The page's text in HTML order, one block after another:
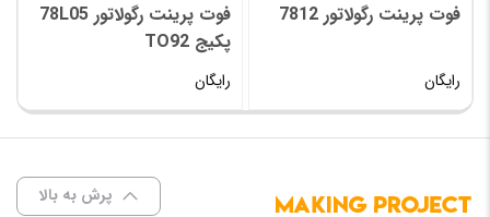
فوت پرینت رگولاتور 7812
رایگان
فوت پرینت رگولاتور 78L05
پکیج TO92
رایگان
پرش به بالا